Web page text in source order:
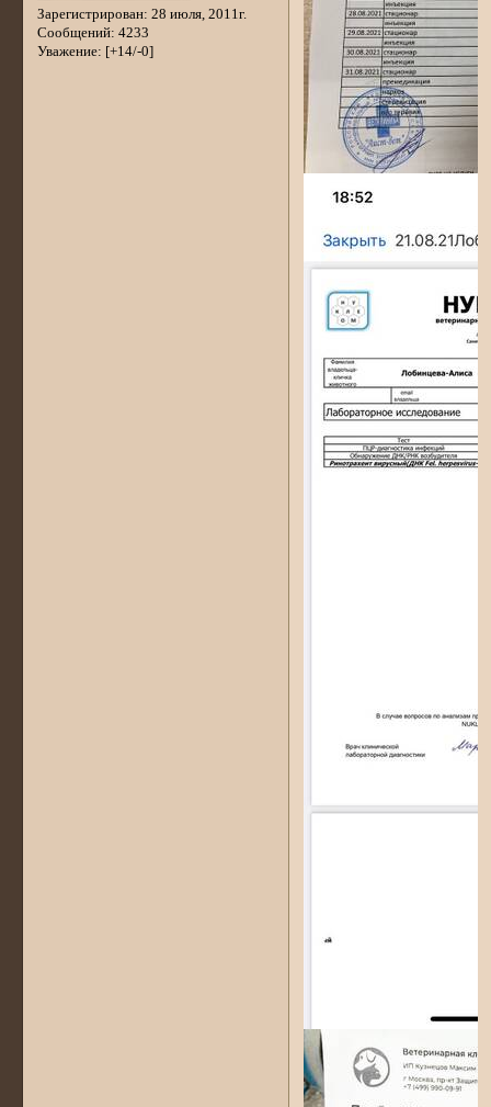
Зарегистрирован: 28 июля, 2011г.
Сообщений: 4233
Уважение: [+14/-0]